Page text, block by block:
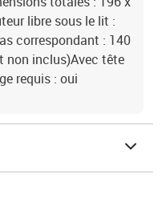
libre sous le lit :
correspondant : 140
non inclus)Avec tête
requis : oui